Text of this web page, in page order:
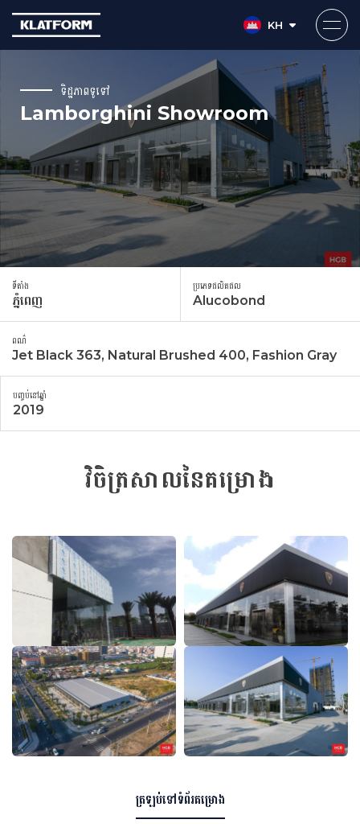
content
KH
ទិដ្ឋភាពទូទៅ
Lamborghini Showroom
ទីតាំង
ភ្នំពេញ
ប្រភេទផលិតផល
Alucobond
ពណ៌
Jet Black 363, Natural Brushed 400, Fashion Gray
បញ្ចប់នៅឆ្នាំ
2019
វិចិត្រសាលនៃគម្រោង
ត្រឡប់ទៅទំព័រគម្រោង